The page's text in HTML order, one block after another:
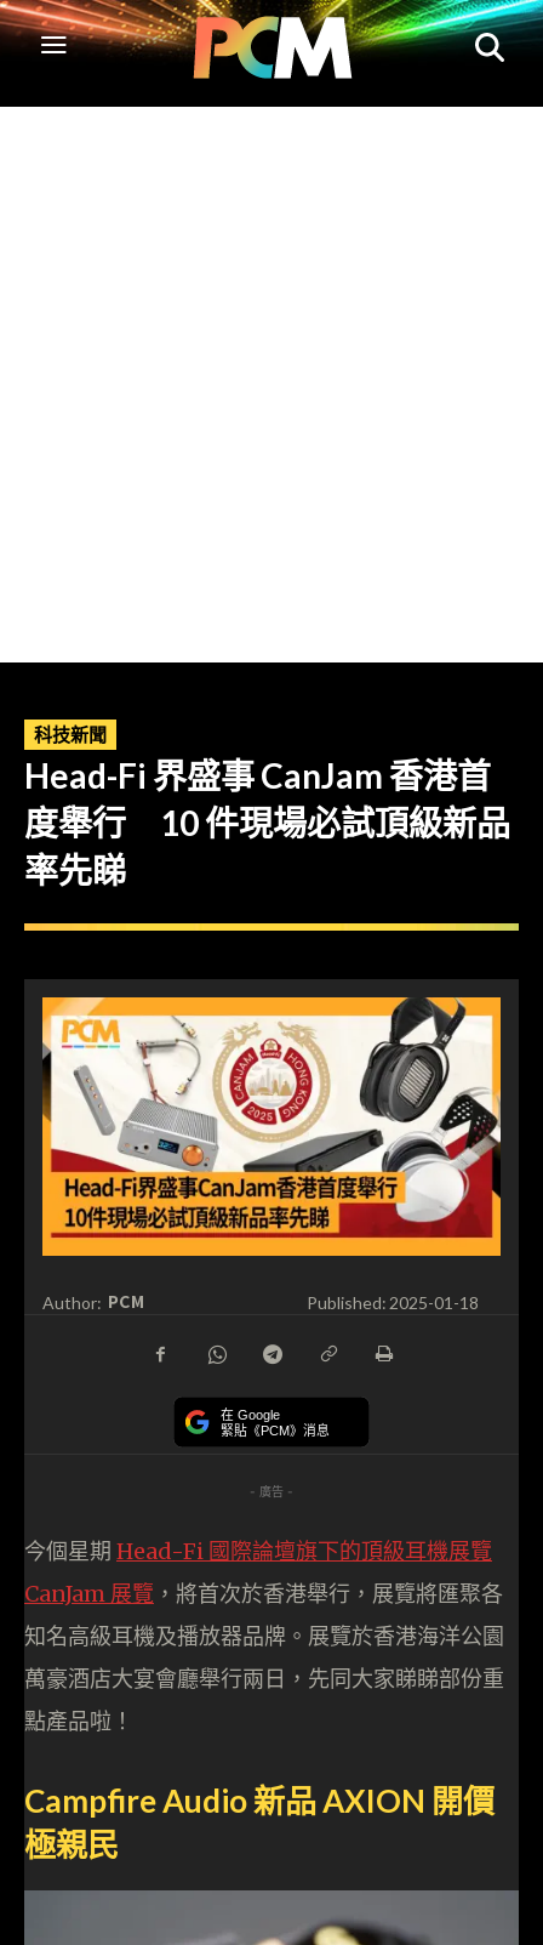
科技新聞
Head-Fi 界盛事 CanJam 香港首
度舉行 10 件現場必試頂級新品
率先睇
Author: PCM Published: 2025-01-18
在 Google
緊貼《PCM》消息
- 廣告 -
今個星期 Head-Fi 國際論壇旗下的頂級耳機展覽
CanJam 展覽 ，將首次於香港舉行，展覽將匯聚各
知名高級耳機及播放器品牌。展覽於香港海洋公園
萬豪酒店大宴會廳舉行兩日，先同大家睇睇部份重
點產品啦！
Campfire Audio 新品 AXION 開價
極親民